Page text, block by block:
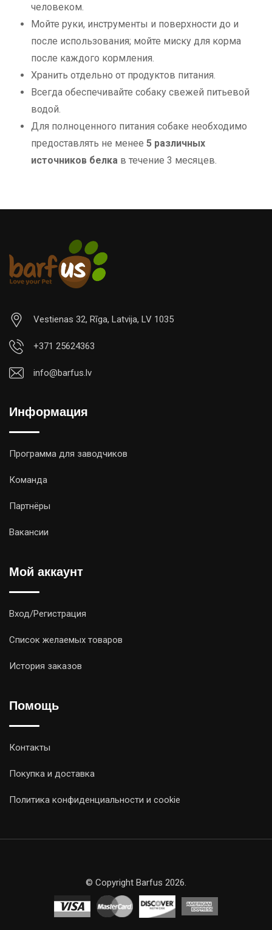
человеком.
Мойте руки, инструменты и поверхности до и
после использования; мойте миску для корма
после каждого кормления.
Хранить отдельно от продуктов питания.
Всегда обеспечивайте собаку свежей питьевой
водой.
Для полноценного питания собаке необходимо
предоставлять не менее 5 различных
источников белка в течение 3 месяцев.
Vestienas 32, Rīga, Latvija, LV 1035
+371 25624363
info@barfus.lv
Информация
Программа для заводчиков
Команда
Партнёры
Вакансии
Мой аккаунт
Вход/Регистрация
Список желаемых товаров
История заказов
Помощь
Контакты
Покупка и доставка
Политика конфиденциальности и cookie
© Copyright Barfus 2026.